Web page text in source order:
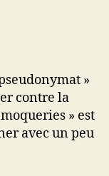
»
contre la
» est
avec un peu